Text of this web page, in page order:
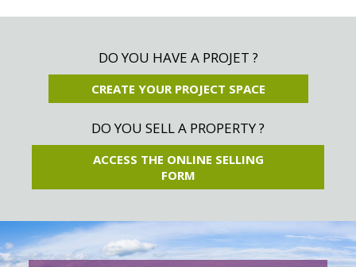
DO YOU HAVE A PROJET ?
CREATE YOUR PROJECT SPACE
DO YOU SELL A PROPERTY ?
ACCESS THE ONLINE SELLING
FORM